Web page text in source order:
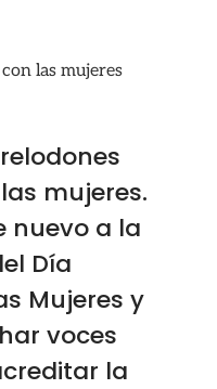
las mujeres
mujeres.
nuevo a la
Día
Mujeres y
voces
la